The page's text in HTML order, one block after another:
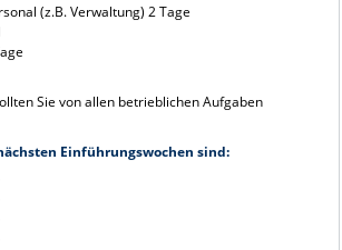
(z.B. Verwaltung) 2 Tage
Sie von allen betrieblichen Aufgaben
Einführungswochen sind: